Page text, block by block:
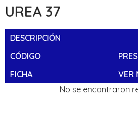
UREA 37
DESCRIPCIÓN
CÓDIGO
FICHA
VER
No se encontraron